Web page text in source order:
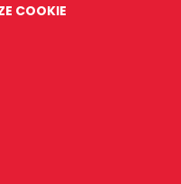
COOKIE